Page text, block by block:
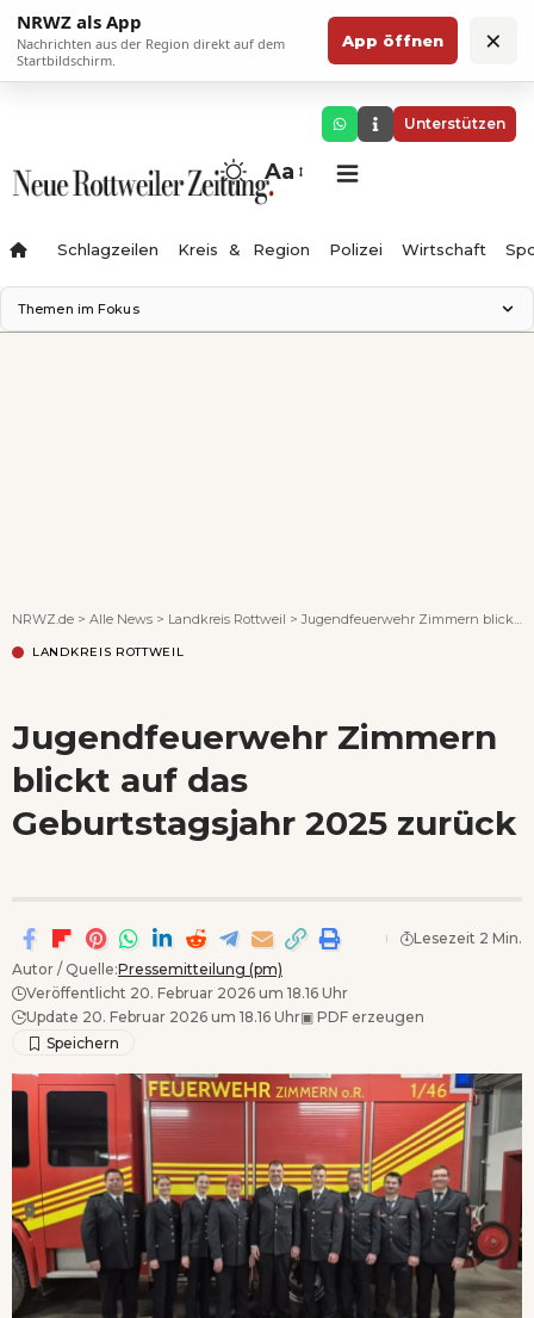
NRWZ als App
Nachrichten aus der Region direkt auf dem
Startbildschirm.
App öffnen ×
Unterstützen
Aa
Schlagzeilen Kreis & Region Polizei Wirtschaft
Themen im Fokus
NRWZ.de > Alle News > Landkreis Rottweil >Jugendfeuerwehr Zimmern blickt auf das Geburtstagsjahr 2025 zurück
LANDKREIS ROTTWEIL
Jugendfeuerwehr Zimmern
blickt auf das
Geburtstagsjahr 2025 zurück
Autor / Quelle:Pressemitteilung (pm)
Veröffentlicht 20. Februar 2026 um 18.16 Uhr
Update 20. Februar 2026 um 18.16 Uhr▣ PDF erzeugen
Lesezeit 2 Min.